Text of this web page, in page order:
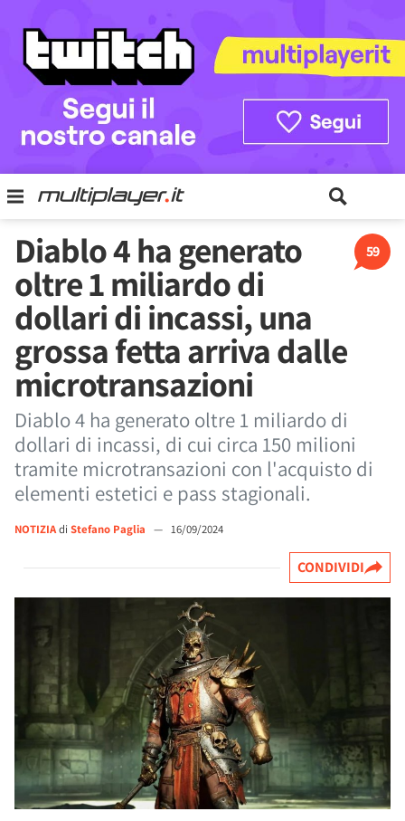
59
Diablo 4 ha generato
oltre 1 miliardo di
dollari di incassi, una
grossa fetta arriva dalle
microtransazioni
Diablo 4 ha generato oltre 1 miliardo di
dollari di incassi, di cui circa 150 milioni
tramite microtransazioni con l'acquisto di
elementi estetici e pass stagionali.
NOTIZIAdi Stefano Paglia — 16/09/2024
CONDIVIDI